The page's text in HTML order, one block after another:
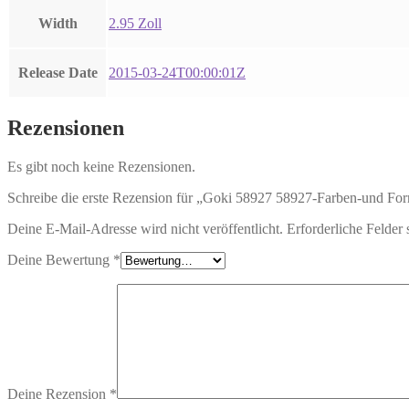
Width 2.95 Zoll
Release Date 2015-03-24T00:00:01Z
Rezensionen
Es gibt noch keine Rezensionen.
Schreibe die erste Rezension für „Goki 58927 58927-Farben-und
Deine E-Mail-Adresse wird nicht veröffentlicht. Erforderliche Felder
Deine Bewertung *
Deine Rezension *